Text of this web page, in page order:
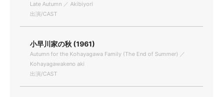
Late Autumn ／ Akibiyori
出演/CAST
小早川家の秋 (1961)
Autumn for the Kohayagawa Family (The End of Summer) ／
Kohayagawakeno aki
出演/CAST